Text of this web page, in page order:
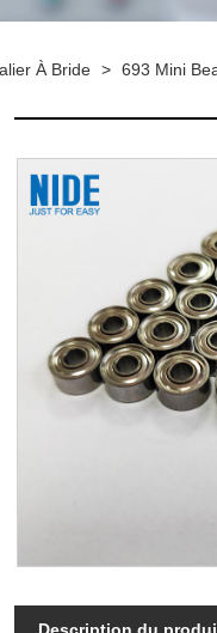
À Bride > 693 Mini
Description du